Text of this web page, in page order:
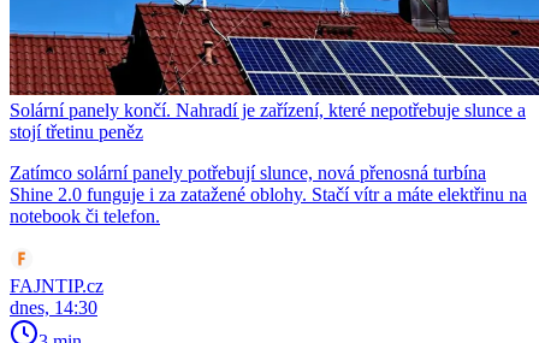
Solární panely končí. Nahradí je zařízení, které nepotřebuje slunce a
stojí třetinu peněz
Zatímco solární panely potřebují slunce, nová přenosná turbína
Shine 2.0 funguje i za zatažené oblohy. Stačí vítr a máte elektřinu na
notebook či telefon.
FAJNTIP.cz
dnes, 14:30